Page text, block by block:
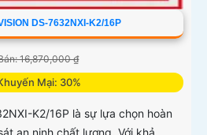
DS-7632NXI-K2/16P
16,870,000 ₫
Mại: 30%
K2/16P là sự lựa chọn hoàn